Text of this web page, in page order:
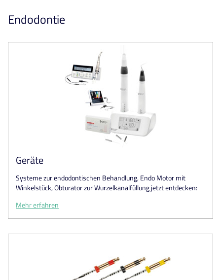
Endodontie
Geräte
Systeme zur endodontischen Behandlung, Endo Motor mit
Winkelstück, Obturator zur Wurzelkanalfüllung jetzt entdecken:
Mehr erfahren